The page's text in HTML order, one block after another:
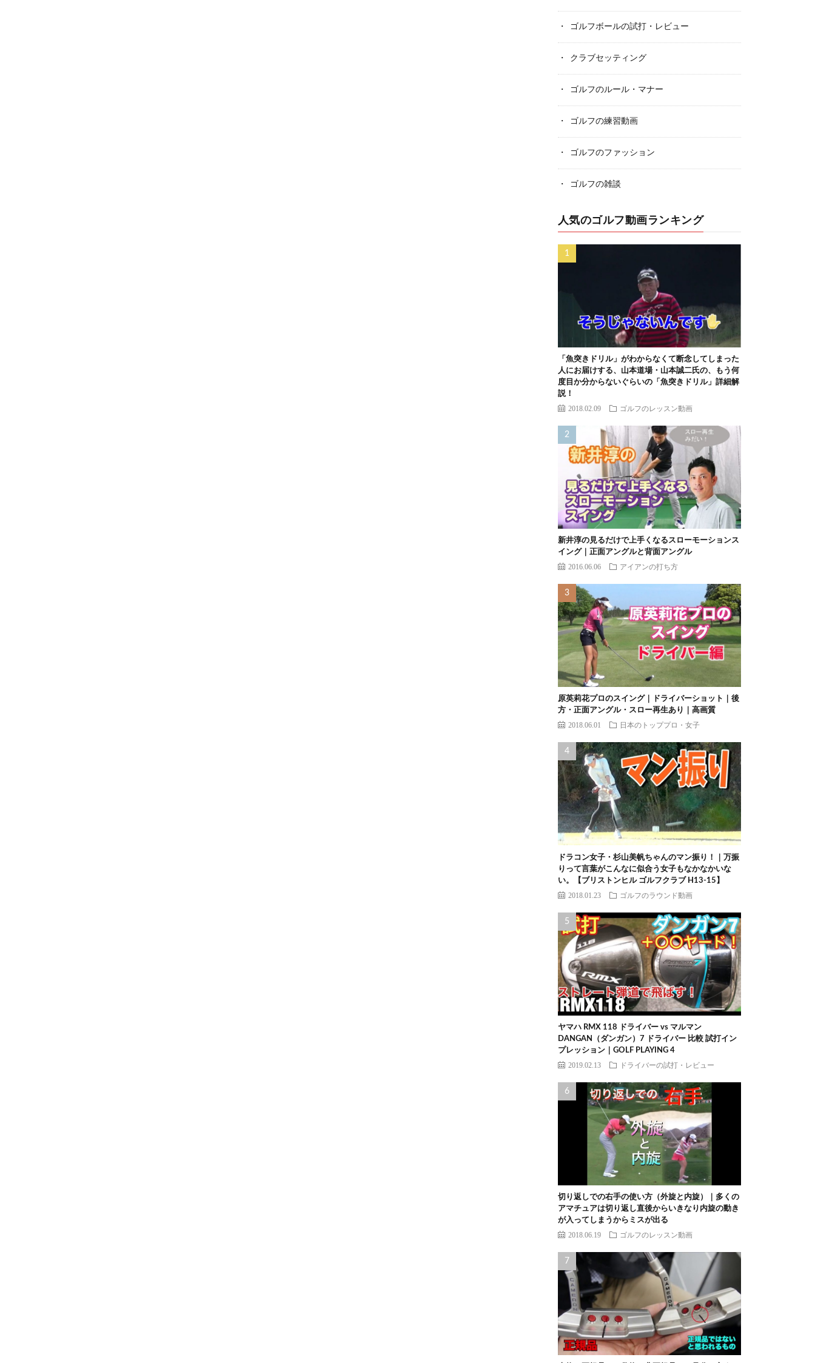
ゴルフボールの試打・レビュー
クラブセッティング
ゴルフのルール・マナー
ゴルフの練習動画
ゴルフのファッション
ゴルフの雑談
人気のゴルフ動画ランキング
「魚突きドリル」がわからなくて断念してしまった
人にお届けする、山本道場・山本誠二氏の、もう何
度目か分からないぐらいの「魚突きドリル」詳細解
説！
2018.02.09 ゴルフのレッスン動画
新井淳の見るだけで上手くなるスローモーションス
イング｜正面アングルと背面アングル
2016.06.06 アイアンの打ち方
原英莉花プロのスイング｜ドライバーショット｜後
方・正面アングル・スロー再生あり｜高画質
2018.06.01 日本のトッププロ・女子
ドラコン女子・杉山美帆ちゃんのマン振り！｜万振
りって言葉がこんなに似合う女子もなかなかいな
い。【ブリストンヒル ゴルフクラブ H13-15】
2018.01.23 ゴルフのラウンド動画
ヤマハ RMX 118 ドライバー vs マルマン
DANGAN（ダンガン）7 ドライバー 比較 試打イン
プレッション｜GOLF PLAYING 4
2019.02.13 ドライバーの試打・レビュー
切り返しでの右手の使い方（外旋と内旋）｜多くの
アマチュアは切り返し直後からいきなり内旋の動き
が入ってしまうからミスが出る
2018.06.19 ゴルフのレッスン動画